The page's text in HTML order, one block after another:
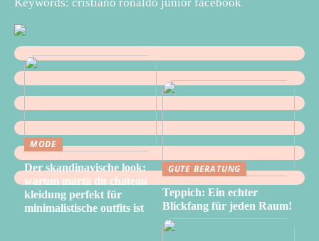
MODE
Der skandinavische look:
warum marta du chateau
kleidung perfekt für
minimalistische outfits ist
GUTE BERATUNG
Teppich: Ein echter
Blickfang für jeden Raum!